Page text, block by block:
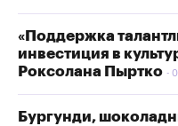
«Поддержка
инвестиция в
Роксолана Пыртко
Бургунди,